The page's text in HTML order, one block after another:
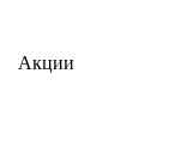
Акции